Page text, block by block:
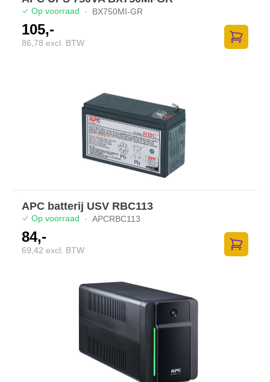
Op voorraad · BX750MI-GR
105,-
86,78 excl. BTW
Zum
APC batterij USV RBC113
Op voorraad · APCRBC113
84,-
69,42 excl. BTW
Zum